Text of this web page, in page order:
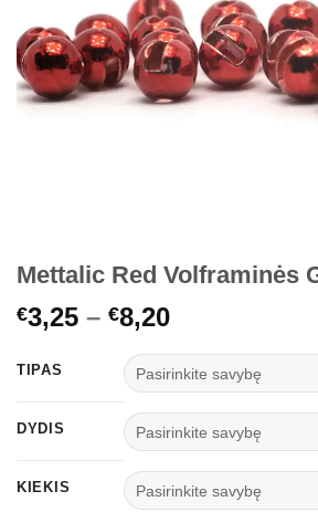
Mettalic Red Volframinės
€3,25 – €8,20Price
€3,25
through
€8,20
TIPAS
DYDIS
KIEKIS